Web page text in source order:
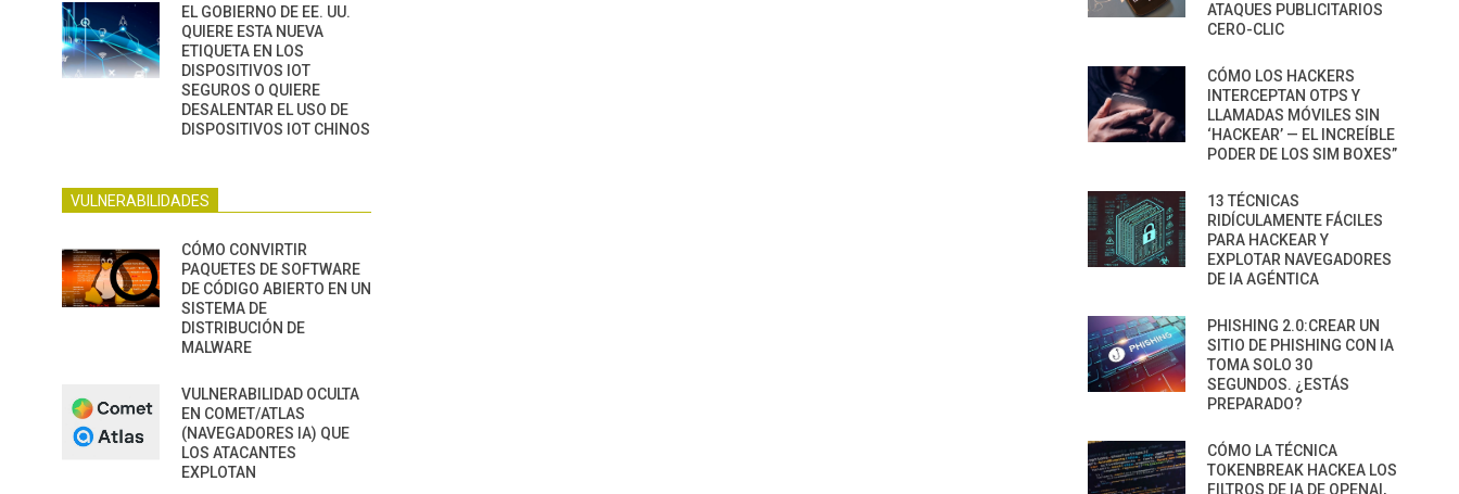
EL GOBIERNO DE EE. UU.
QUIERE ESTA NUEVA
ETIQUETA EN LOS
DISPOSITIVOS IOT
SEGUROS O QUIERE
DESALENTAR EL USO DE
DISPOSITIVOS IOT CHINOS
VULNERABILIDADES
CÓMO CONVIRTIR
PAQUETES DE SOFTWARE
DE CÓDIGO ABIERTO EN UN
SISTEMA DE
DISTRIBUCIÓN DE
MALWARE
VULNERABILIDAD OCULTA
EN COMET/ATLAS
(NAVEGADORES IA) QUE
LOS ATACANTES
EXPLOTAN
ATAQUES PUBLICITARIOS
CERO-CLIC
CÓMO LOS HACKERS
INTERCEPTAN OTPS Y
LLAMADAS MÓVILES SIN
‘HACKEAR’ — EL INCREÍBLE
PODER DE LOS SIM BOXES”
13 TÉCNICAS
RIDÍCULAMENTE FÁCILES
PARA HACKEAR Y
EXPLOTAR NAVEGADORES
DE IA AGÉNTICA
PHISHING 2.0:CREAR UN
SITIO DE PHISHING CON IA
TOMA SOLO 30
SEGUNDOS. ¿ESTÁS
PREPARADO?
CÓMO LA TÉCNICA
TOKENBREAK HACKEA LOS
FILTROS DE IA DE OPENAI,